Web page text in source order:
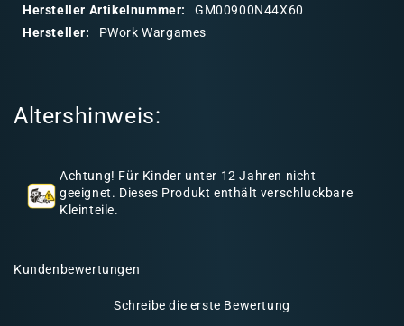
n
Hersteller Artikelnummer:
GM00900N44X60
Hersteller:
PWork Wargames
Altershinweis:
Achtung! Für Kinder unter 12 Jahren nicht
geeignet. Dieses Produkt enthält verschluckbare
Kleinteile.
Kundenbewertungen
Schreibe die erste Bewertung